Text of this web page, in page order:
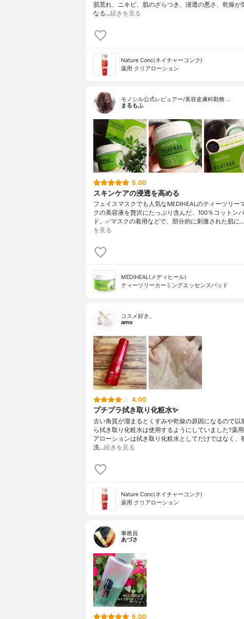
肌荒れ、ニキビ、肌のざらつき、浸透の悪さ、乾燥が
なる…続きを見る
Nature Conc(ネイチャーコンク)
薬用 クリアローション
モノシル公式レビュアー/美容皮膚科勤務 …
まるもふ
5.00
スキンケアの浸透を高める
フェイスマスクでも人気なMEDIHEALのティーツリー
クの美容液を贅沢にたっぷり含んだ、100％コットン
ド。✅マスクの着用などで、部分的に刺激された肌に…
を見る
MEDIHEAL(メディヒール)
ティーツリーカーミングエッセンスパッド
コスメ好き。
amo
4.00
プチプラ拭き取り化粧水✨
古い角質が溜まるとくすみや乾燥の原因になるので以
ら拭き取り化粧水は使用するようにしていました?薬用
アローションは拭き取り化粧水としてだけではなく、
洗…続きを見る
Nature Conc(ネイチャーコンク)
薬用 クリアローション
事務員
あづさ
5.00